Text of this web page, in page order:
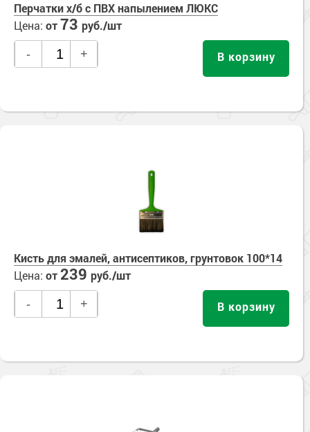
Перчатки х/б с ПВХ напылением ЛЮКС
Цена: от73 руб./шт
- + В корзину
Кисть для эмалей, антисептиков, грунтовок 100*14
Цена: от239 руб./шт
- + В корзину